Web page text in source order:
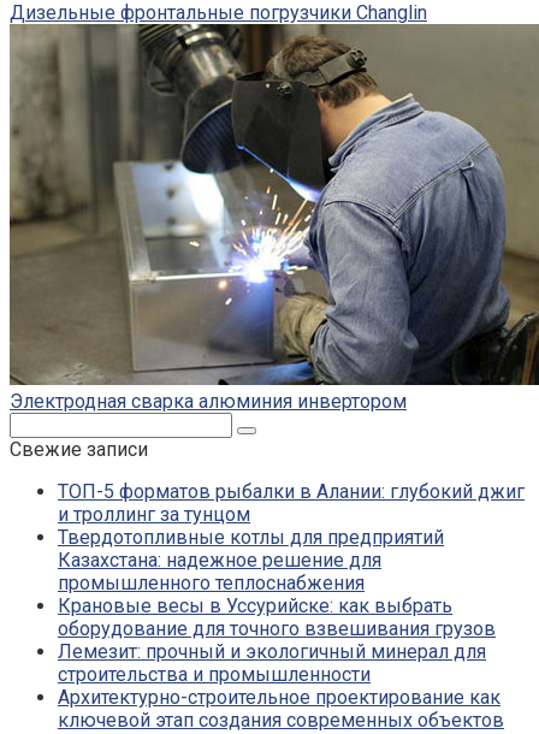
Дизельные фронтальные погрузчики Changlin
Электродная сварка алюминия инвертором
Свежие записи
ТОП-5 форматов рыбалки в Алании: глубокий джиг
и троллинг за тунцом
Твердотопливные котлы для предприятий
Казахстана: надежное решение для
промышленного теплоснабжения
Крановые весы в Уссурийске: как выбрать
оборудование для точного взвешивания грузов
Лемезит: прочный и экологичный минерал для
строительства и промышленности
Архитектурно-строительное проектирование как
ключевой этап создания современных объектов